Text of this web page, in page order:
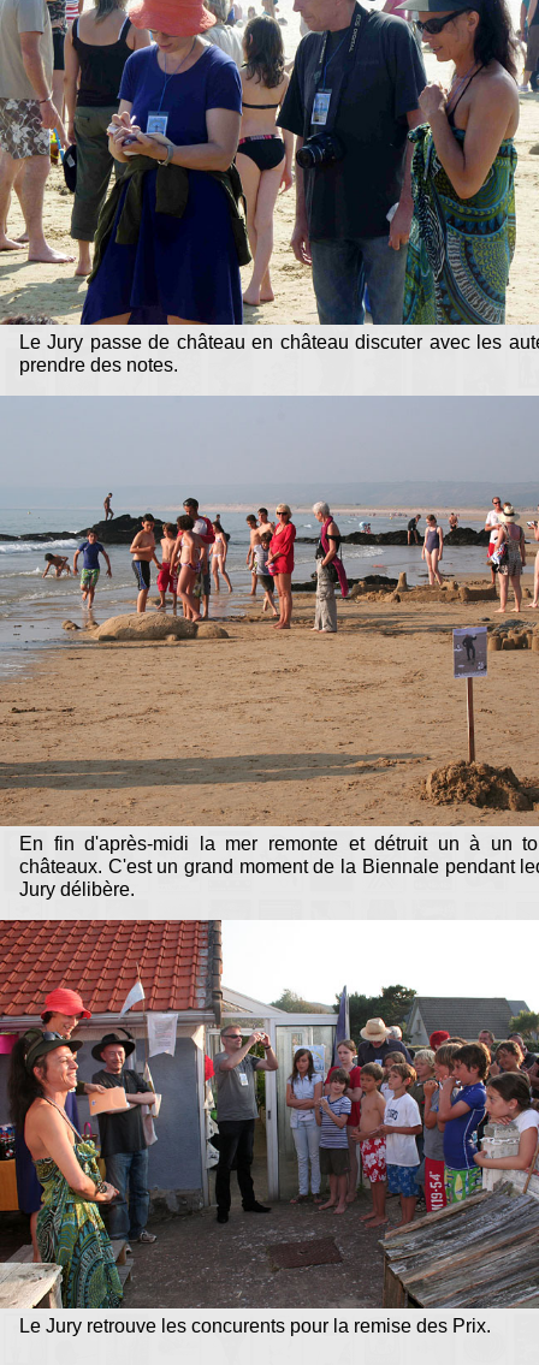
Le Jury passe de château en château discuter avec les
prendre des notes.
En fin d'après-midi la mer remonte et détruit un à un
châteaux. C'est un grand moment de la Biennale pendant
Jury délibère.
Le Jury retrouve les concurents pour la remise des Prix.